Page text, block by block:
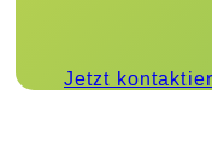
Jetzt